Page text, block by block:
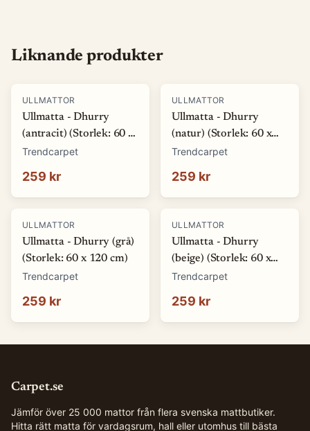
Liknande produkter
ULLMATTOR
Ullmatta - Dhurry
(antracit) (Storlek: 60 x
120 cm)
Trendcarpet
259 kr
ULLMATTOR
Ullmatta - Dhurry
(natur) (Storlek: 60 x
120 cm)
Trendcarpet
259 kr
ULLMATTOR
Ullmatta - Dhurry (grå)
(Storlek: 60 x 120 cm)
Trendcarpet
259 kr
ULLMATTOR
Ullmatta - Dhurry
(beige) (Storlek: 60 x
120 cm)
Trendcarpet
259 kr
Carpet.se
Jämför över 25 000 mattor från flera svenska mattbutiker.
Hitta rätt matta för vardagsrum, hall eller utomhus till bästa